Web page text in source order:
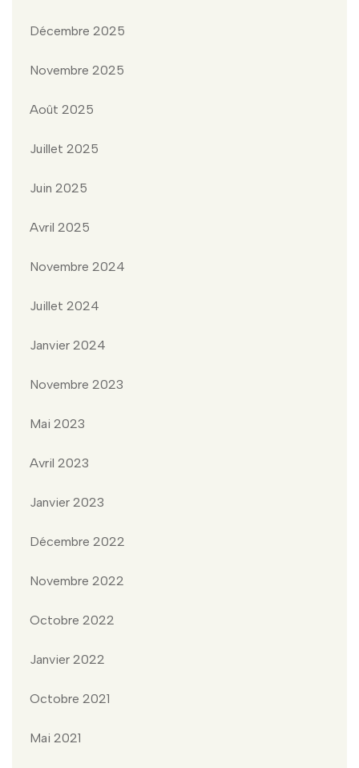
Décembre 2025
Novembre 2025
Août 2025
Juillet 2025
Juin 2025
Avril 2025
Novembre 2024
Juillet 2024
Janvier 2024
Novembre 2023
Mai 2023
Avril 2023
Janvier 2023
Décembre 2022
Novembre 2022
Octobre 2022
Janvier 2022
Octobre 2021
Mai 2021